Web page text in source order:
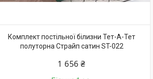
Комплект постільної білизни Тет-А-Тет
полуторна Страйп сатин ST-022
1 656 ₴